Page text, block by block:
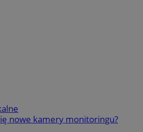
nowe kamery monitoringu?